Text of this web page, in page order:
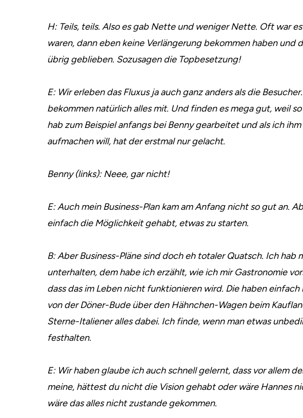
H: Teils, teils. Also es gab Nette und weniger Nette. Oft war
waren, dann eben keine Verlängerung bekommen haben
übrig geblieben. Sozusagen die Topbesetzung!
E: Wir erleben das Fluxus ja auch ganz anders als die
bekommen natürlich alles mit. Und finden es mega gut, weil
hab zum Beispiel anfangs bei Benny gearbeitet und als ich
aufmachen will, hat der erstmal nur gelacht.
Benny (links): Neee, gar nicht!
E: Auch mein Business-Plan kam am Anfang nicht so gut an.
einfach die Möglichkeit gehabt, etwas zu starten.
B: Aber Business-Pläne sind doch eh totaler Quatsch. Ich hab
unterhalten, dem habe ich erzählt, wie ich mir Gastronomie
dass das im Leben nicht funktionieren wird. Die haben
von der Döner-Bude über den Hähnchen-Wagen beim
Sterne-Italiener alles dabei. Ich finde, wenn man etwas
festhalten.
E: Wir haben glaube ich auch schnell gelernt, dass vor allem
meine, hättest du nicht die Vision gehabt oder wäre Hannes
wäre das alles nicht zustande gekommen.